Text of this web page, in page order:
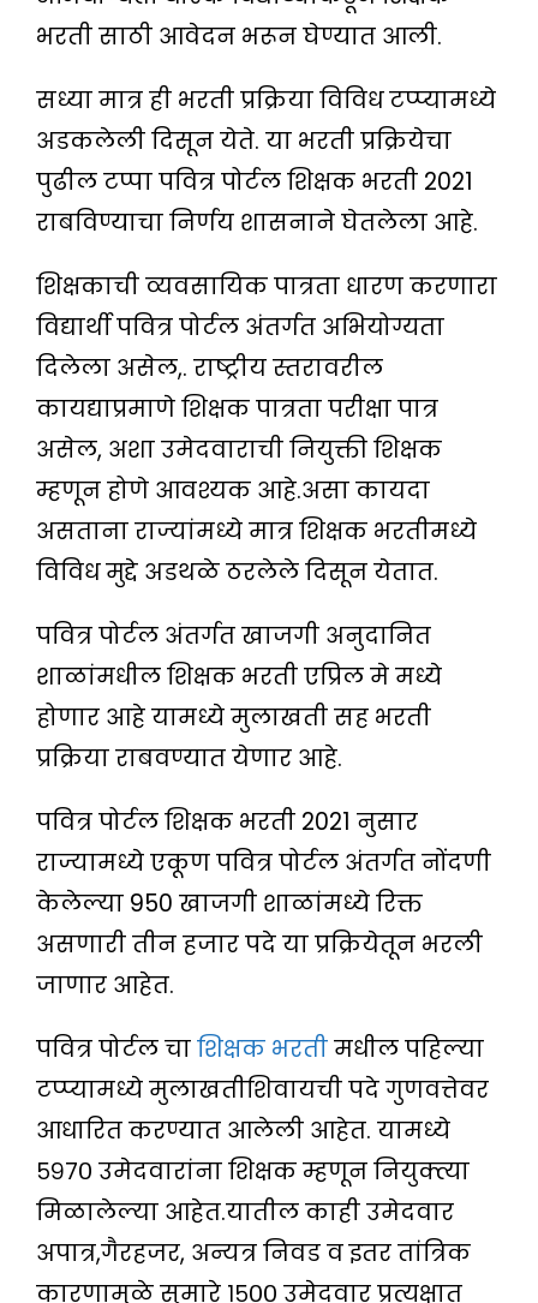
भरती साठी आवेदन भरून घेण्यात आली.
सध्या मात्र ही भरती प्रक्रिया विविध टप्प्यामध्ये
अडकलेली दिसून येते. या भरती प्रक्रियेचा
पुढील टप्पा पवित्र पोर्टल शिक्षक भरती 2021
राबविण्याचा निर्णय शासनाने घेतलेला आहे.
शिक्षकाची व्यवसायिक पात्रता धारण करणारा
विद्यार्थी पवित्र पोर्टल अंतर्गत अभियोग्यता
दिलेला असेल,. राष्ट्रीय स्तरावरील
कायद्याप्रमाणे शिक्षक पात्रता परीक्षा पात्र
असेल, अशा उमेदवाराची नियुक्ती शिक्षक
म्हणून होणे आवश्यक आहे.असा कायदा
असताना राज्यांमध्ये मात्र शिक्षक भरतीमध्ये
विविध मुद्दे अडथळे ठरलेले दिसून येतात.
पवित्र पोर्टल अंतर्गत खाजगी अनुदानित
शाळांमधील शिक्षक भरती एप्रिल मे मध्ये
होणार आहे यामध्ये मुलाखती सह भरती
प्रक्रिया राबवण्यात येणार आहे.
पवित्र पोर्टल शिक्षक भरती 2021 नुसार
राज्यामध्ये एकूण पवित्र पोर्टल अंतर्गत नोंदणी
केलेल्या 950 खाजगी शाळांमध्ये रिक्त
असणारी तीन हजार पदे या प्रक्रियेतून भरली
जाणार आहेत.
पवित्र पोर्टल चाशिक्षक भरतीमधील पहिल्या
टप्प्यामध्ये मुलाखतीशिवायची पदे गुणवत्तेवर
आधारित करण्यात आलेली आहेत. यामध्ये
५९७० उमेदवारांना शिक्षक म्हणून नियुक्त्या
मिळालेल्या आहेत.यातील काही उमेदवार
अपात्र,गैरहजर, अन्यत्र निवड व इतर तांत्रिक
कारणामुळे सुमारे १५०० उमेदवार प्रत्यक्षात